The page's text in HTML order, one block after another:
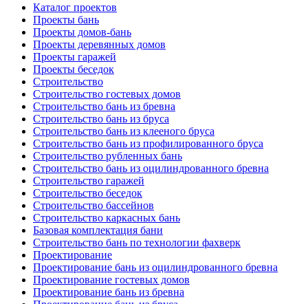
Каталог проектов
Проекты бань
Проекты домов-бань
Проекты деревянных домов
Проекты гаражей
Проекты беседок
Строительство
Строительство гостевых домов
Строительство бань из бревна
Строительство бань из бруса
Строительство бань из клееного бруса
Строительство бань из профилированного бруса
Строительство рубленных бань
Строительство бань из оцилиндрованного бревна
Строительство гаражей
Строительство беседок
Строительство бассейнов
Строительство каркасных бань
Базовая комплектация бани
Строительство бань по технологии фахверк
Проектирование
Проектирование бань из оцилиндрованного бревна
Проектирование гостевых домов
Проектирование бань из бревна